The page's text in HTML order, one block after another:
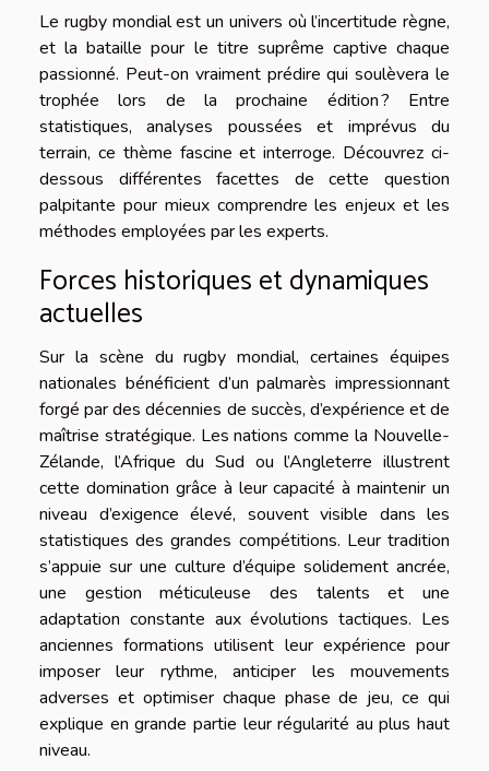
Le rugby mondial est un univers où l’incertitude règne,
et la bataille pour le titre suprême captive chaque
passionné. Peut-on vraiment prédire qui soulèvera le
trophée lors de la prochaine édition ? Entre
statistiques, analyses poussées et imprévus du
terrain, ce thème fascine et interroge. Découvrez ci-
dessous différentes facettes de cette question
palpitante pour mieux comprendre les enjeux et les
méthodes employées par les experts.
Forces historiques et dynamiques
actuelles
Sur la scène du rugby mondial, certaines équipes
nationales bénéficient d’un palmarès impressionnant
forgé par des décennies de succès, d’expérience et de
maîtrise stratégique. Les nations comme la Nouvelle-
Zélande, l’Afrique du Sud ou l’Angleterre illustrent
cette domination grâce à leur capacité à maintenir un
niveau d’exigence élevé, souvent visible dans les
statistiques des grandes compétitions. Leur tradition
s’appuie sur une culture d’équipe solidement ancrée,
une gestion méticuleuse des talents et une
adaptation constante aux évolutions tactiques. Les
anciennes formations utilisent leur expérience pour
imposer leur rythme, anticiper les mouvements
adverses et optimiser chaque phase de jeu, ce qui
explique en grande partie leur régularité au plus haut
niveau.